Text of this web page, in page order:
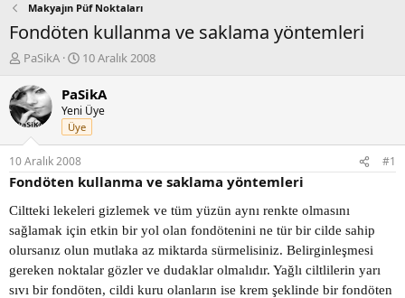
Makyajın Püf Noktaları
Fondöten kullanma ve saklama yöntemleri
K
n
b
u
y
u
b
a
ş
l
a
t
a
n
PaSikA
B
ş
a
n
ı
ç
a
r
i
h
i
10 Aralık 2008
PaSikA
Yeni Üye
Üye
10 Aralık 2008 #1
Fondöten kullanma ve saklama yöntemleri
Ciltteki lekeleri gizlemek ve tüm yüzün aynı renkte olmasını
sağlamak için etkin bir yol olan fondötenini ne tür bir cilde sahip
olursanız olun mutlaka az miktarda sürmelisiniz. Belirginleşmesi
gereken noktalar gözler ve dudaklar olmalıdır. Yağlı ciltlilerin yarı
sıvı bir fondöten, cildi kuru olanların ise krem şeklinde bir fondöten